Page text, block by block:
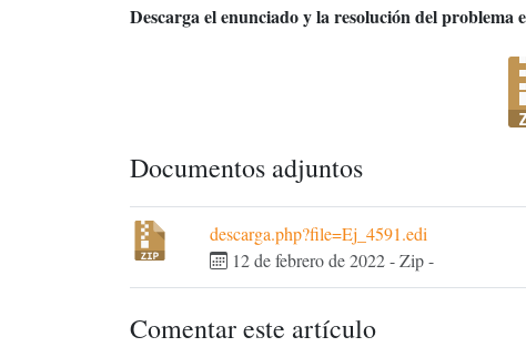
Descarga el enunciado y la resolución del problema
Documentos adjuntos
descarga.php?file=Ej_4591.edi
12 de febrero de 2022-Zip-
Comentar este artículo